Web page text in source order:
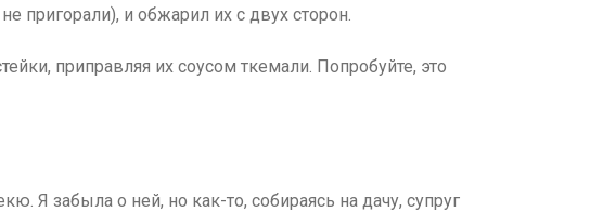
пригорали), и обжарил их с двух сторон.
приправляя их соусом ткемали. Попробуйте, это
Я забыла о ней, но как-то, собираясь на дачу, супруг